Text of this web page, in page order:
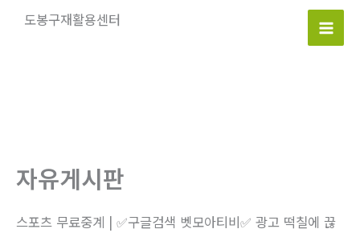
도봉구재활용센터
Main
자유게시판
스포츠 무료중계 | ✅구글검색 벳모아티비✅ 광고 떡칠에 끊